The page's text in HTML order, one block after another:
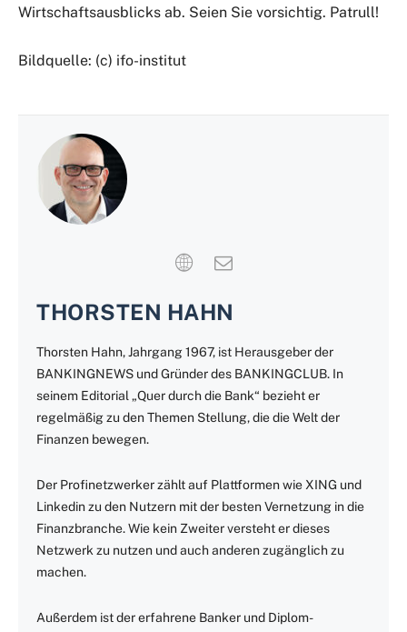
Wirtschaftsausblicks ab. Seien Sie vorsichtig. Patrull!
Bildquelle: (c) ifo-institut
THORSTEN HAHN
Thorsten Hahn, Jahrgang 1967, ist Herausgeber der
BANKINGNEWS und Gründer des BANKINGCLUB. In
seinem Editorial „Quer durch die Bank“ bezieht er
regelmäßig zu den Themen Stellung, die die Welt der
Finanzen bewegen.
Der Profinetzwerker zählt auf Plattformen wie XING und
Linkedin zu den Nutzern mit der besten Vernetzung in die
Finanzbranche. Wie kein Zweiter versteht er dieses
Netzwerk zu nutzen und auch anderen zugänglich zu
machen.
Außerdem ist der erfahrene Banker und Diplom-